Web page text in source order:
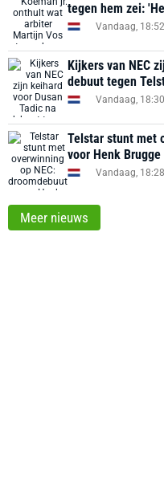
tegen hem zei:
Vandaag, 18:52
Kijkers van NEC
debuut tegen
Vandaag, 18:30
Telstar stunt met
voor Henk Brugge
Vandaag, 18:28
Meer nieuws